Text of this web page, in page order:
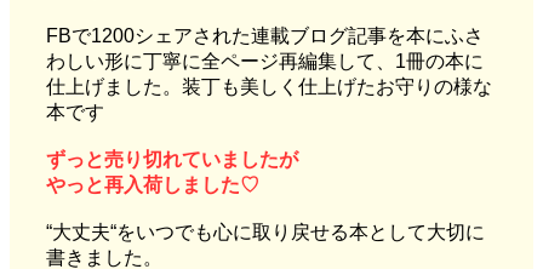
FBで1200シェアされた連載ブログ記事を本にふさ
わしい形に丁寧に全ページ再編集して、1冊の本に
仕上げました。装丁も美しく仕上げたお守りの様な
本です
ずっと売り切れていましたが
やっと再入荷しました♡
“大丈夫“をいつでも心に取り戻せる本として大切に
書きました。